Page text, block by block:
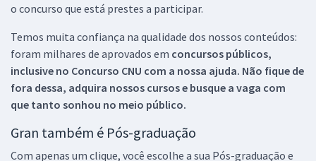
o concurso que está prestes a participar.
Temos muita confiança na qualidade dos nossos conteúdos:
foram milhares de aprovados em concursos públicos,
inclusive no Concurso CNU com a nossa ajuda. Não fique de
fora dessa, adquira nossos cursos e busque a vaga com
que tanto sonhou no meio público.
Gran também é Pós-graduação
Com apenas um clique, você escolhe a sua Pós-graduação e